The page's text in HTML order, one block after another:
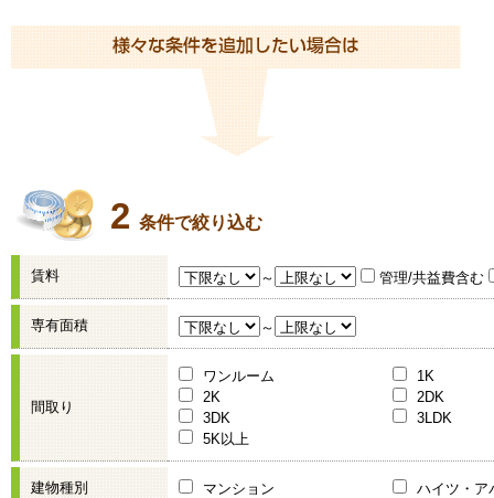
2 条件で絞り込む
賃料 ～ 管理/共益費含む
専有面積 ～
間取り
ワンルーム
1K
2K
2DK
3DK
3LDK
5K以上
建物種別 マンション ハイツ・ア